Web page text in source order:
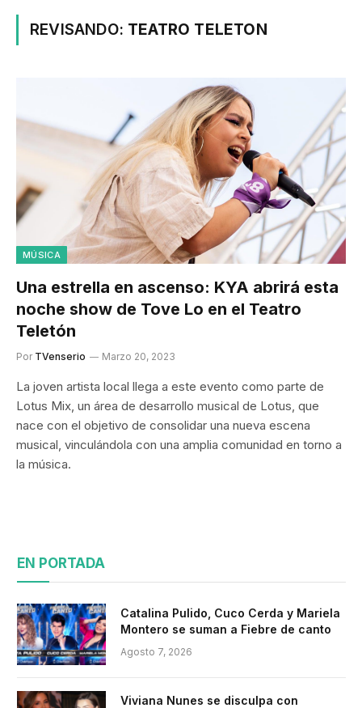
REVISANDO: TEATRO TELETON
MÚSICA
Una estrella en ascenso: KYA abrirá esta
noche show de Tove Lo en el Teatro
Teletón
Por TVenserio Marzo 20, 2023
La joven artista local llega a este evento como parte de
Lotus Mix, un área de desarrollo musical de Lotus, que
nace con el objetivo de consolidar una nueva escena
musical, vinculándola con una amplia comunidad en torno a
la música.
EN PORTADA
Catalina Pulido, Cuco Cerda y Mariela
Montero se suman a Fiebre de canto
Agosto 7, 2026
Viviana Nunes se disculpa con